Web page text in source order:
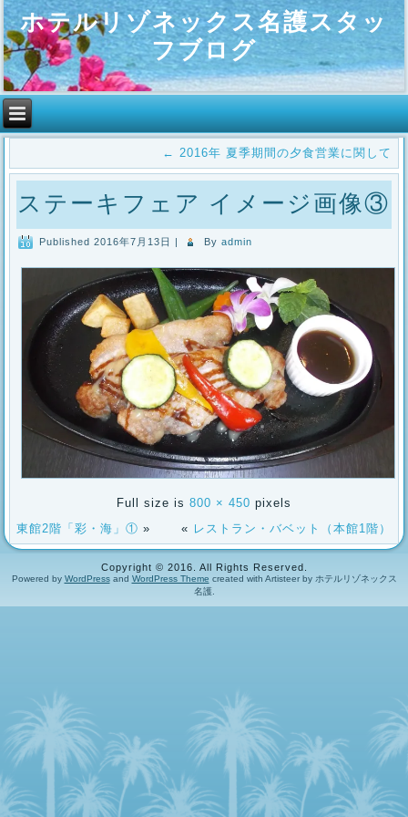
ホテルリゾネックス名護スタッ
フブログ
← 2016年 夏季期間の夕食営業に関して
ステーキフェア イメージ画像③
Published 2016年7月13日 By admin
Full size is 800 × 450 pixels
東館2階「彩・海」① » « レストラン・バベット（本館1階）
Copyright © 2016. All Rights Reserved.
Powered by WordPressand WordPress Theme created with Artisteer by ホテルリゾネックス
名護.